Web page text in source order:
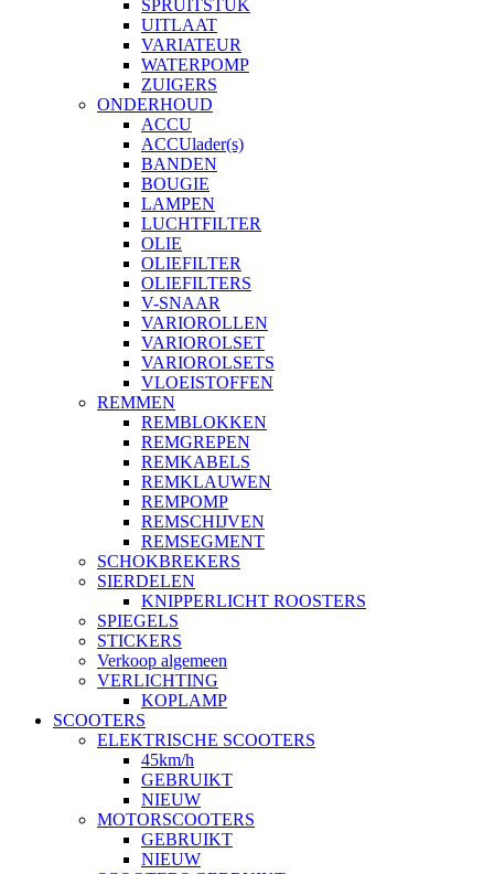
SPRUITSTUK
UITLAAT
VARIATEUR
WATERPOMP
ZUIGERS
ONDERHOUD
ACCU
ACCUlader(s)
BANDEN
BOUGIE
LAMPEN
LUCHTFILTER
OLIE
OLIEFILTER
OLIEFILTERS
V-SNAAR
VARIOROLLEN
VARIOROLSET
VARIOROLSETS
VLOEISTOFFEN
REMMEN
REMBLOKKEN
REMGREPEN
REMKABELS
REMKLAUWEN
REMPOMP
REMSCHIJVEN
REMSEGMENT
SCHOKBREKERS
SIERDELEN
KNIPPERLICHT ROOSTERS
SPIEGELS
STICKERS
Verkoop algemeen
VERLICHTING
KOPLAMP
SCOOTERS
ELEKTRISCHE SCOOTERS
45km/h
GEBRUIKT
NIEUW
MOTORSCOOTERS
GEBRUIKT
NIEUW